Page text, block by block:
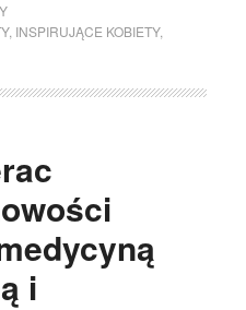
, INSPIRUJĄCE KOBIETY,
i